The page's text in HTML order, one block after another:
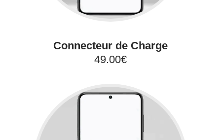
Connecteur de Charge
49.00€